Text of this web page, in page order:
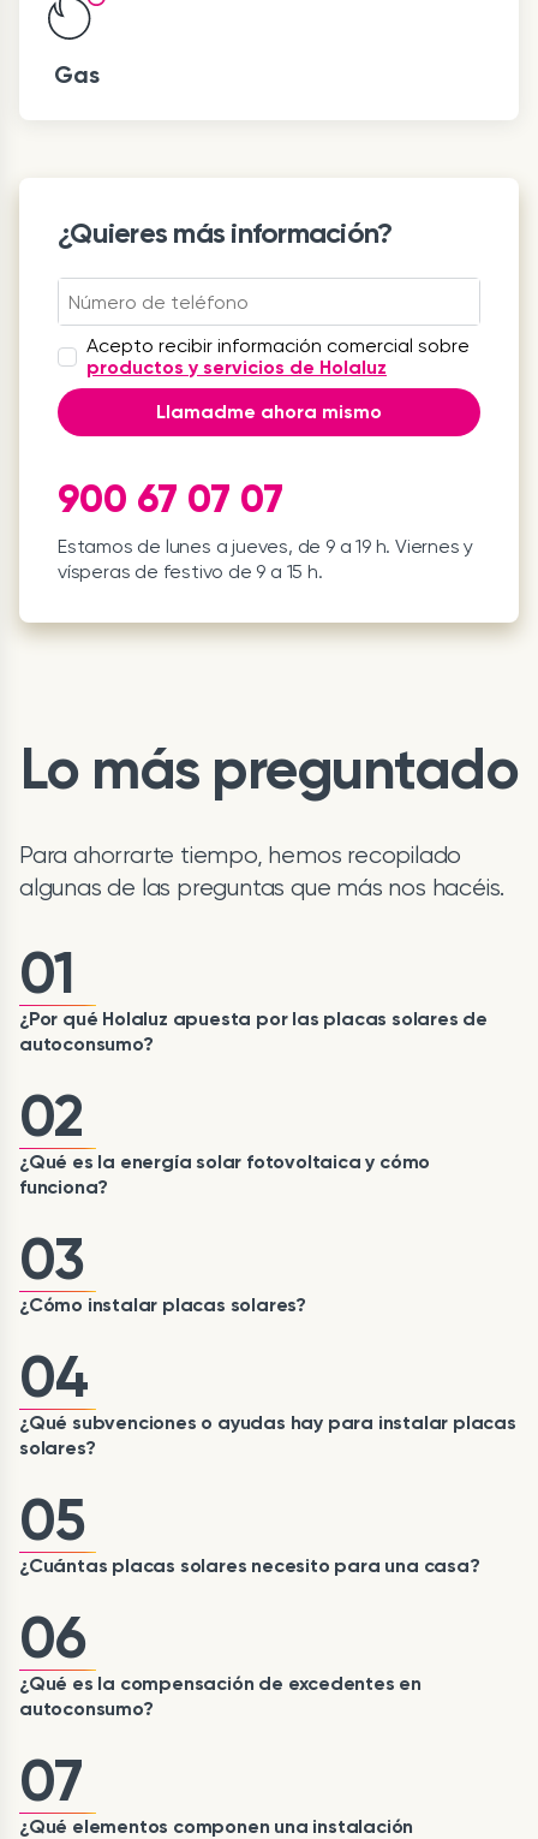
Gas
¿Quieres más información?
Acepto recibir información comercial sobre
productos y servicios de Holaluz
Llamadme ahora mismo
900 67 07 07
Estamos de lunes a jueves, de 9 a 19 h. Viernes y
vísperas de festivo de 9 a 15 h.
Lo más preguntado
Para ahorrarte tiempo, hemos recopilado
algunas de las preguntas que más nos hacéis.
01
¿Por qué Holaluz apuesta por las placas solares de
autoconsumo?
02
¿Qué es la energía solar fotovoltaica y cómo
funciona?
03
¿Cómo instalar placas solares?
04
¿Qué subvenciones o ayudas hay para instalar placas
solares?
05
¿Cuántas placas solares necesito para una casa?
06
¿Qué es la compensación de excedentes en
autoconsumo?
07
¿Qué elementos componen una instalación